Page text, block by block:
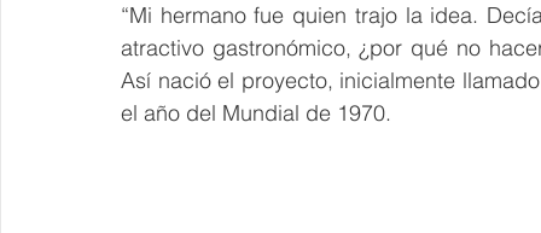
“Mi hermano fue quien trajo la idea.
atractivo gastronómico, ¿por qué no
Así nació el proyecto, inicialmente
el año del Mundial de 1970.